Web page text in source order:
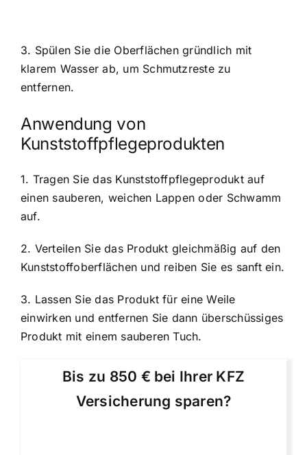
3. Spülen Sie die Oberflächen gründlich mit
klarem Wasser ab, um Schmutzreste zu
entfernen.
Anwendung von
Kunststoffpflegeprodukten
1. Tragen Sie das Kunststoffpflegeprodukt auf
einen sauberen, weichen Lappen oder Schwamm
auf.
2. Verteilen Sie das Produkt gleichmäßig auf den
Kunststoffoberflächen und reiben Sie es sanft ein.
3. Lassen Sie das Produkt für eine Weile
einwirken und entfernen Sie dann überschüssiges
Produkt mit einem sauberen Tuch.
Bis zu 850 € bei Ihrer KFZ
Versicherung sparen?